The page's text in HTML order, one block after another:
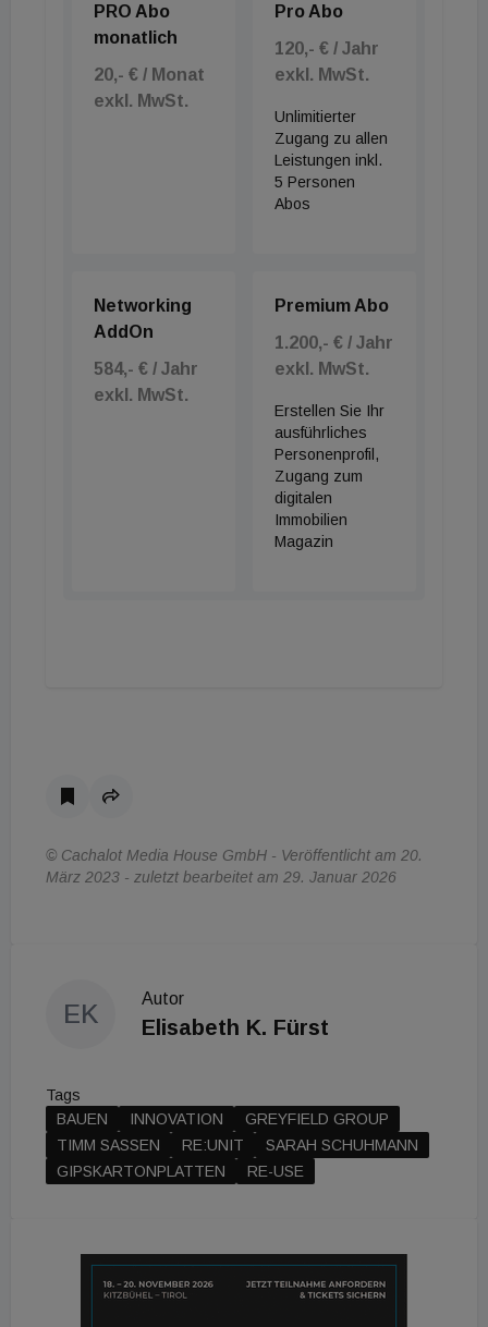
näher an der Einhaltung der notwendigen EU-
Taxonomiekonformität. Wir unterstützen die
Verfügbarkeit sowie Zugänglichkeit von ressourcen-
und klimaschonenden re-use-Bauprodukten und
somit das Erreichen der geforderten Materialquote
und notwendigen Suffizienz in den Bauprojekten.
Re-use muss so simpel sein, dass es zur
PRO Abo
monatlich
20,- € / Monat
exkl. MwSt.
Pro Abo
120,- € / Jahr
exkl. MwSt.
Unlimitierter
Zugang zu allen
Leistungen inkl.
5 Personen
Abos
Networking
AddOn
584,- € / Jahr
exkl. MwSt.
Premium Abo
1.200,- € / Jahr
exkl. MwSt.
Erstellen Sie Ihr
ausführliches
Personenprofil,
Zugang zum
digitalen
Immobilien
Magazin
© Cachalot Media House GmbH - Veröffentlicht am 20.
März 2023 - zuletzt bearbeitet am 29. Januar 2026
EK
Autor
Elisabeth K. Fürst
Tags
BAUEN
INNOVATION
GREYFIELD GROUP
TIMM SASSEN
RE:UNIT
SARAH SCHUHMANN
GIPSKARTONPLATTEN
RE-USE